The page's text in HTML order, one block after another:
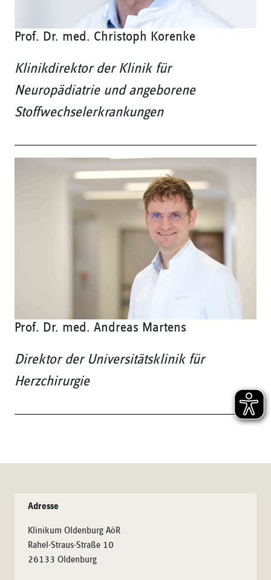
Prof. Dr. med. Christoph Korenke
Klinikdirektor der Klinik für
Neuropädiatrie und angeborene
Stoffwechselerkrankungen
Prof. Dr. med. Andreas Martens
Direktor der Universitätsklinik für
Herzchirurgie
Adresse
Klinikum Oldenburg AöR
Rahel-Straus-Straße 10
26133 Oldenburg